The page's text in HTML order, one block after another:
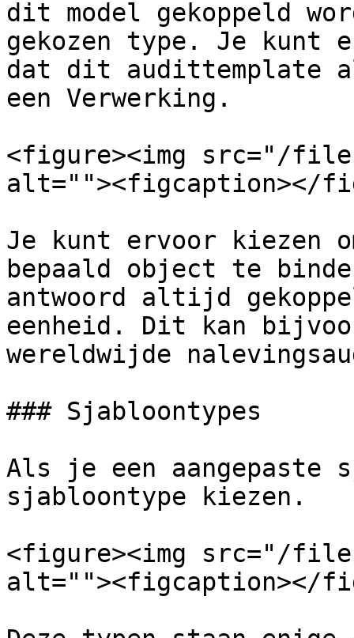
dit model gekoppeld
gekozen type. Je kunt
dat dit audittemplate
een Verwerking.
<figure><img src="/files/
alt=""><figcaption></
Je kunt ervoor kiezen
bepaald object te
antwoord altijd
eenheid. Dit kan
wereldwijde
### Sjabloontypes
Als je een aangepaste
sjabloontype kiezen.
<figure><img src="/files/
alt=""><figcaption></